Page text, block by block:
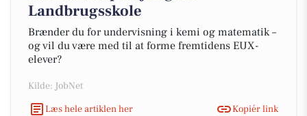
Landbrugsskole
Brænder du for undervisning i kemi og matematik –
og vil du være med til at forme fremtidens EUX-
elever?
Kilde: JobNet
Læs hele artiklen her
Kopiér link